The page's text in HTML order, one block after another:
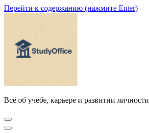
Перейти к содержанию (нажмите Enter)
Всё об учебе, карьере и развитии личности